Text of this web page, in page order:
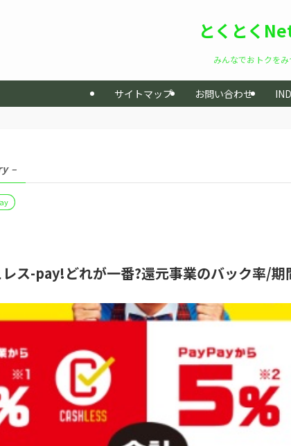
とくとく
みんなでおトクをみ
サイトマップ お問い合わせ
–
ス-pay!どれが一番?還元事業のバック率/期